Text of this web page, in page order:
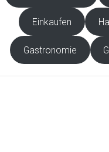
Einkaufen
Gastronomie